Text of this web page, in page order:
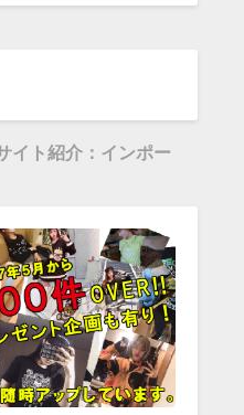
イト紹介：インポー